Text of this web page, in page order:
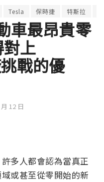
Tesla 保時捷 特斯拉
車最昂貴零
上
戰的優
12 日
多人都會認為當真正
或甚至從零開始的新